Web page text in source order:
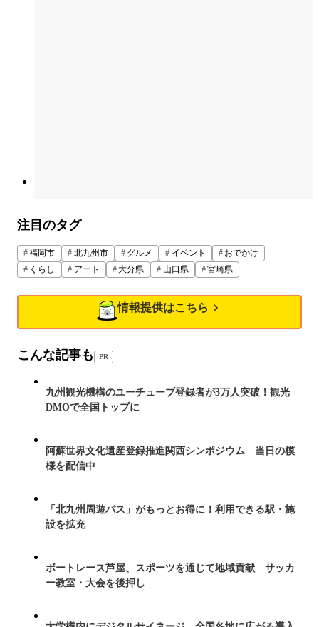
注目のタグ
福岡市 北九州市 グルメ イベント
おでかけ
くらし
アート 大分県 山口県 宮崎県
情報提供はこちら
こんな記事も PR
九州観光機構のユーチューブ登録者が3万人突破！観光
DMOで全国トップに
阿蘇世界文化遺産登録推進関西シンポジウム 当日の模
様を配信中
「北九州周遊パス」がもっとお得に！利用できる駅・施
設を拡充
ボートレース芦屋、スポーツを通じて地域貢献 サッカ
ー教室・大会を後押し